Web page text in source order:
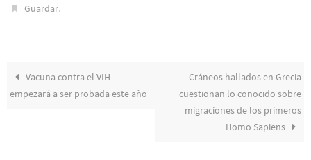
Guardar.
Vacuna contra el VIH
empezará a ser probada este año
Cráneos hallados en Grecia
cuestionan lo conocido sobre
migraciones de los primeros
Homo Sapiens